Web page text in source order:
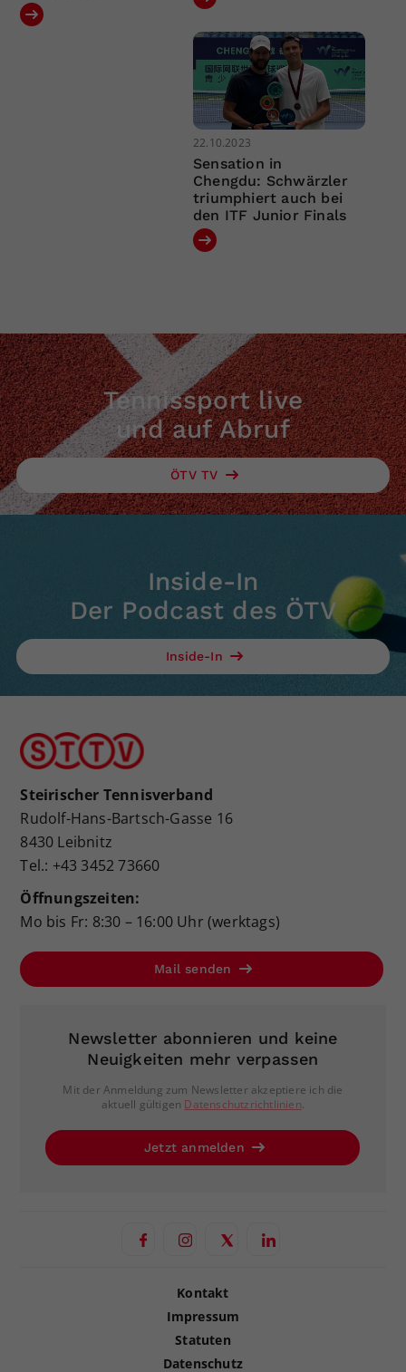
22.10.2023
Sensation in
Chengdu: Schwärzler
triumphiert auch bei
den ITF Junior Finals
Tennissport live
und auf Abruf
ÖTV TV
Inside-In
Der Podcast des ÖTV
Inside-In
Steirischer Tennisverband
Rudolf-Hans-Bartsch-Gasse 16
8430 Leibnitz
Tel.: +43 3452 73660
Öffnungszeiten:
Mo bis Fr: 8:30 – 16:00 Uhr (werktags)
Mail senden
Newsletter abonnieren und keine
Neuigkeiten mehr verpassen
Mit der Anmeldung zum Newsletter akzeptiere ich die
aktuell gültigen Datenschutzrichtlinien.
Jetzt anmelden
Kontakt
Impressum
Statuten
Datenschutz